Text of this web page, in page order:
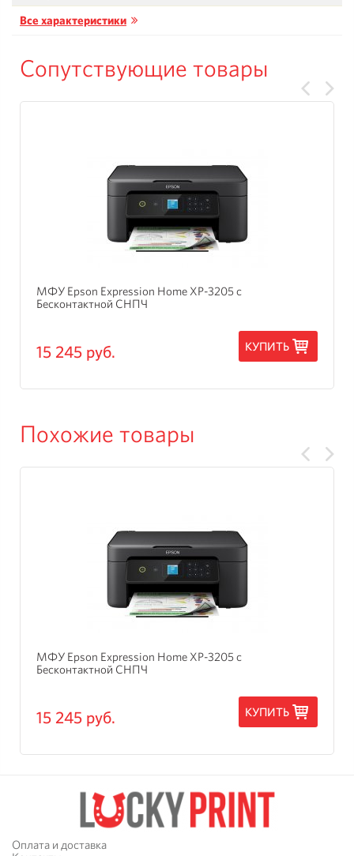
Все характеристики
Сопутствующие товары
МФУ Epson Expression Home XP-3205 с
Бесконтактной СНПЧ
15 245 руб. КУПИТЬ
Похожие товары
МФУ Epson Expression Home XP-3205 с
Бесконтактной СНПЧ
15 245 руб. КУПИТЬ
Оплата и доставка